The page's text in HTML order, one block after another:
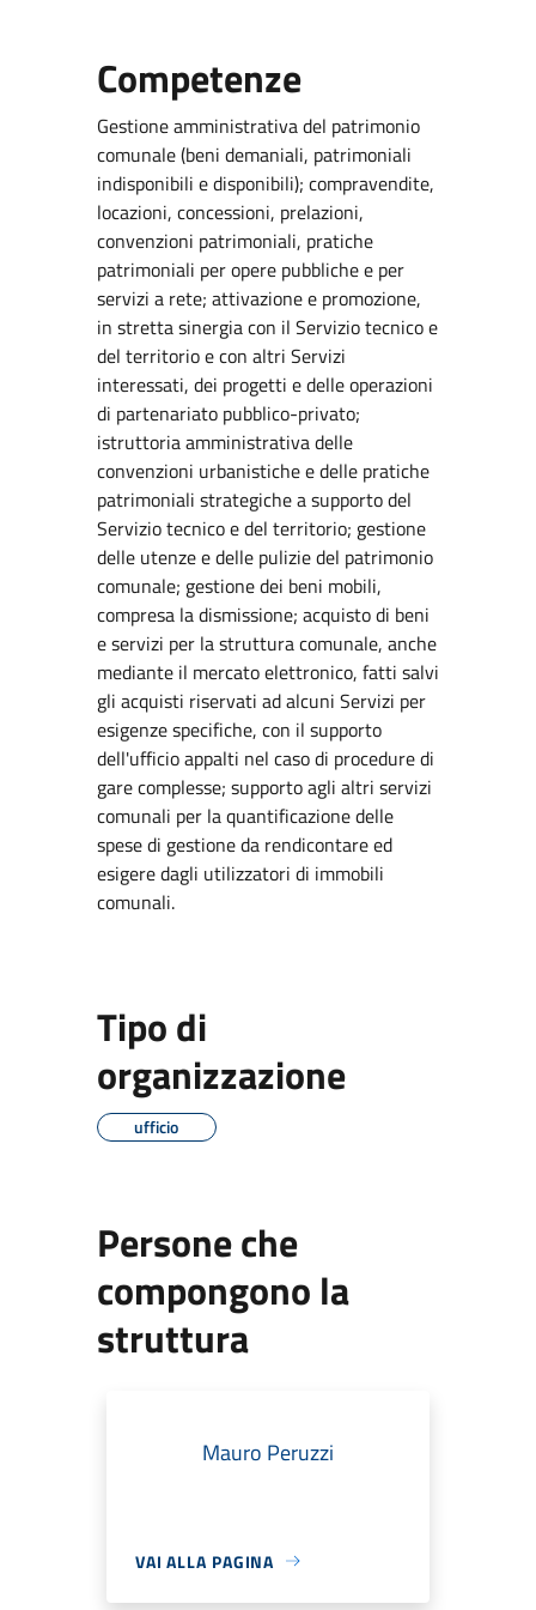
Competenze
Gestione amministrativa del patrimonio
comunale (beni demaniali, patrimoniali
indisponibili e disponibili); compravendite,
locazioni, concessioni, prelazioni,
convenzioni patrimoniali, pratiche
patrimoniali per opere pubbliche e per
servizi a rete; attivazione e promozione,
in stretta sinergia con il Servizio tecnico e
del territorio e con altri Servizi
interessati, dei progetti e delle operazioni
di partenariato pubblico-privato;
istruttoria amministrativa delle
convenzioni urbanistiche e delle pratiche
patrimoniali strategiche a supporto del
Servizio tecnico e del territorio; gestione
delle utenze e delle pulizie del patrimonio
comunale; gestione dei beni mobili,
compresa la dismissione; acquisto di beni
e servizi per la struttura comunale, anche
mediante il mercato elettronico, fatti salvi
gli acquisti riservati ad alcuni Servizi per
esigenze specifiche, con il supporto
dell'ufficio appalti nel caso di procedure di
gare complesse; supporto agli altri servizi
comunali per la quantificazione delle
spese di gestione da rendicontare ed
esigere dagli utilizzatori di immobili
comunali.
Tipo di
organizzazione
ufficio
Persone che
compongono la
struttura
Mauro Peruzzi
VAI ALLA PAGINA